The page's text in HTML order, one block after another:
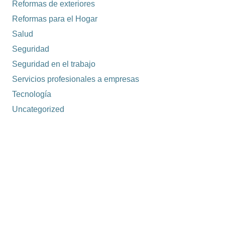
Reformas de exteriores
Reformas para el Hogar
Salud
Seguridad
Seguridad en el trabajo
Servicios profesionales a empresas
Tecnología
Uncategorized